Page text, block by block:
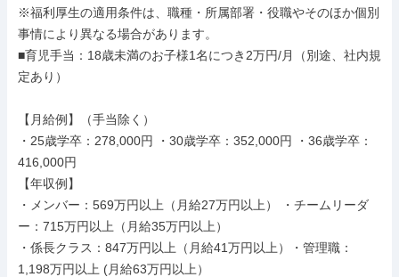
※福利厚生の適用条件は、職種・所属部署・役職やそのほか個別
事情により異なる場合があります。
■育児手当：18歳未満のお子様1名につき2万円/月（別途、社内規
定あり）
【月給例】（手当除く）
・25歳学卒：278,000円 ・30歳学卒：352,000円 ・36歳学卒：
416,000円
【年収例】
・メンバー：569万円以上（月給27万円以上） ・チームリーダ
ー：715万円以上（月給35万円以上）
・係長クラス：847万円以上（月給41万円以上）・管理職：
1,198万円以上 (月給63万円以上）